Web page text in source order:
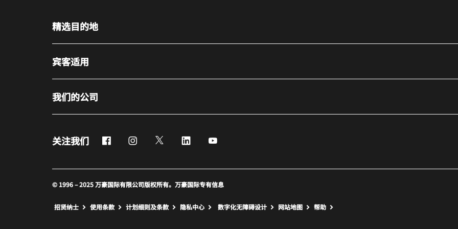
精选目的地
宾客适用
我们的公司
关注我们 FacebookInstagramTwitter LinkedIn
© 1996 – 2025 万豪国际有限公司版权所有。万豪国际专有信息
招贤纳士 使用条款 计划细则及条款 隐私中心 数字化无障碍设计 网站地图 打开新窗口
帮助